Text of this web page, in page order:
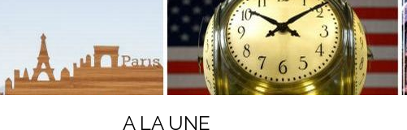
A LA UNE